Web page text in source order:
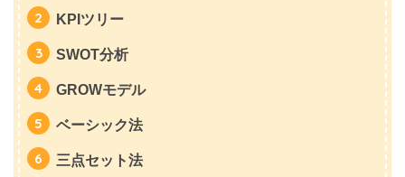
KPIツリー
SWOT分析
GROWモデル
ベーシック法
三点セット法